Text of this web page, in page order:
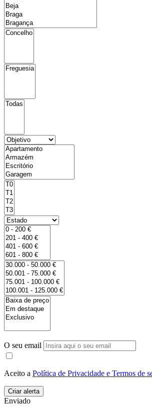
O seu email
Aceito a Política de Privacidade e Termos de
Enviado